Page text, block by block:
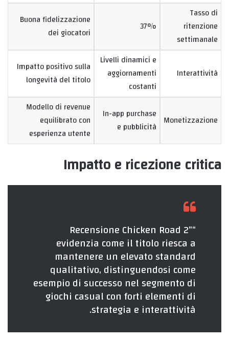
Tasso di
ritenzione
settimanale
37%
Buona fidelizzazione
dei giocatori
Interattività
Livelli dinamici e
aggiornamenti
costanti
Impatto positivo sulla
longevità del titolo
Monetizzazione
In-app purchase
e pubblicità
Modello di revenue
equilibrato con
esperienza utente
Impatto e ricezione critica
“Recensione Chicken Road 2”
evidenzia come il titolo riesca a
mantenere un elevato standard
qualitativo, distinguendosi come
esempio di successo nel segmento di
giochi casual con forti elementi di
strategia e interattività.